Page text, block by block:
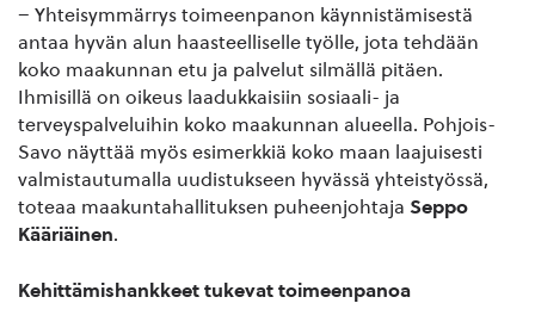
– Yhteisymmärrys toimeenpanon käynnistämisestä
antaa hyvän alun haasteelliselle työlle, jota tehdään
koko maakunnan etu ja palvelut silmällä pitäen.
Ihmisillä on oikeus laadukkaisiin sosiaali- ja
terveyspalveluihin koko maakunnan alueella. Pohjois-
Savo näyttää myös esimerkkiä koko maan laajuisesti
valmistautumalla uudistukseen hyvässä yhteistyössä,
toteaa maakuntahallituksen puheenjohtaja Seppo
Kääriäinen.
Kehittämishankkeet tukevat toimeenpanoa